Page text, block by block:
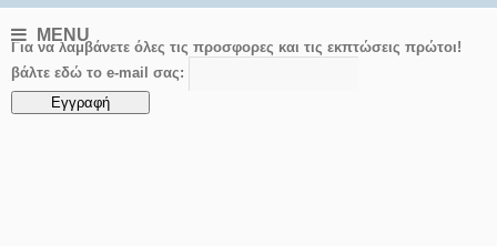
MENU
Για να λαμβάνετε όλες τις προσφορες και τις εκπτώσεις πρώτοι!
βάλτε εδώ το e-mail σας: